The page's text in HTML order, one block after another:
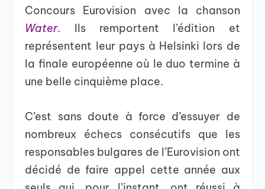
Concours Eurovision avec la chanson
Water. Ils remportent l’édition et
représentent leur pays à Helsinki lors de
la finale européenne où le duo termine à
une belle cinquième place.
C’est sans doute à force d’essuyer de
nombreux échecs consécutifs que les
responsables bulgares de l’Eurovision ont
décidé de faire appel cette année aux